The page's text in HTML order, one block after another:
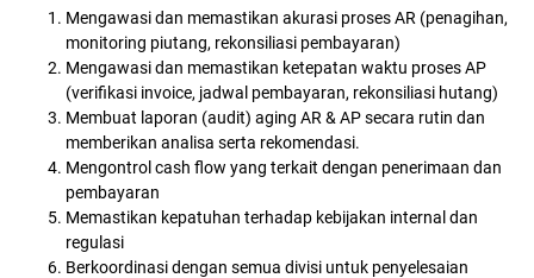
Mengawasi dan memastikan akurasi proses AR (penagihan,
monitoring piutang, rekonsiliasi pembayaran)
Mengawasi dan memastikan ketepatan waktu proses AP
(verifikasi invoice, jadwal pembayaran, rekonsiliasi hutang)
Membuat laporan (audit) aging AR & AP secara rutin dan
memberikan analisa serta rekomendasi.
Mengontrol cash flow yang terkait dengan penerimaan dan
pembayaran
Memastikan kepatuhan terhadap kebijakan internal dan
regulasi
Berkoordinasi dengan semua divisi untuk penyelesaian